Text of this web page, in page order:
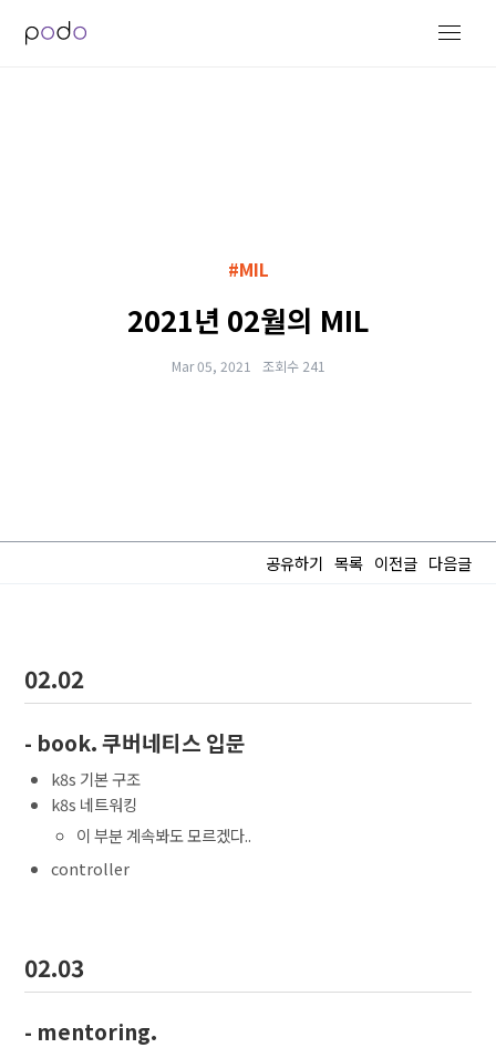
#MIL
2021년 02월의 MIL
Mar 05, 2021 조회수 241
공유하기 목록 이전글 다음글
02.02
- book. 쿠버네티스 입문
k8s 기본 구조
k8s 네트워킹
이 부분 계속봐도 모르겠다..
controller
02.03
- mentoring.